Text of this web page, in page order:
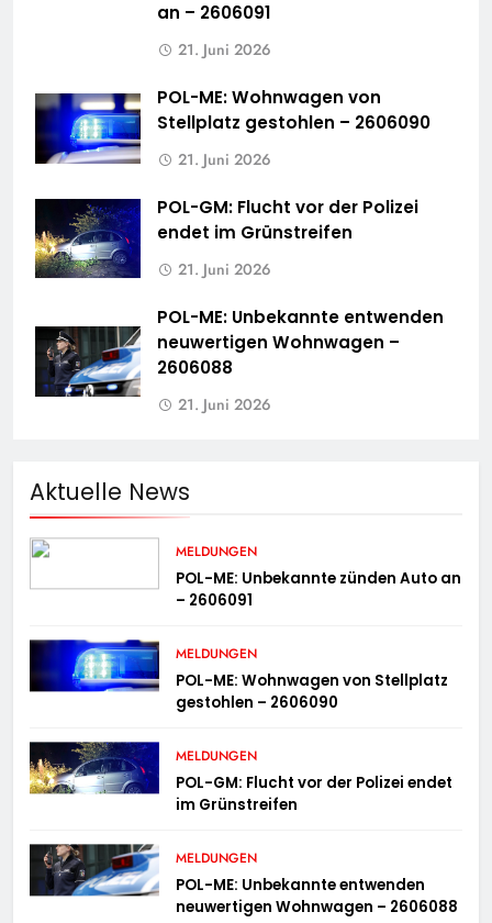
an – 2606091
21. Juni 2026
POL-ME: Wohnwagen von
Stellplatz gestohlen – 2606090
21. Juni 2026
POL-GM: Flucht vor der Polizei
endet im Grünstreifen
21. Juni 2026
POL-ME: Unbekannte entwenden
neuwertigen Wohnwagen –
2606088
21. Juni 2026
Aktuelle News
MELDUNGEN
POL-ME: Unbekannte zünden Auto an
– 2606091
MELDUNGEN
POL-ME: Wohnwagen von Stellplatz
gestohlen – 2606090
MELDUNGEN
POL-GM: Flucht vor der Polizei endet
im Grünstreifen
MELDUNGEN
POL-ME: Unbekannte entwenden
neuwertigen Wohnwagen – 2606088